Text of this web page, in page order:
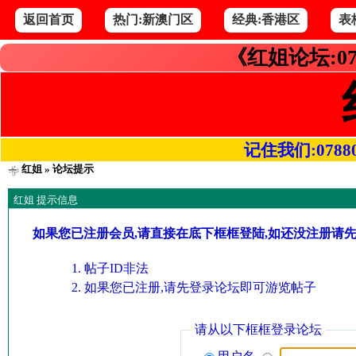
返回首页 热门:新澳门区 经典:香港区 表
《红姐论坛
记住我们
红姐» 论坛提示
红姐 提示信息
如果您已注册会员,请直接在底下框框登陆,如还没注册请
帖子ID非法
如果您已注册,请先登录论坛即可游览帖子
请从以下框框登录论坛